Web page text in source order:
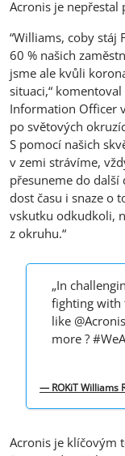
Acronis je nepřestal
“Williams, coby stáj
60 % našich
jsme ale kvůli
situaci,“
Information Officer
po světových
S pomocí našich
v zemi strávíme,
přesuneme do další
dost času i snaze o
vskutku odkudkoli,
z okruhu.“
„In
fighting with
like
more ?
— ROKiT Williams
Acronis je klíčovým